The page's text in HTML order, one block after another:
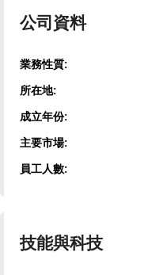
公司資料
業務性質:
所在地:
成立年份:
主要市場:
員工人數:
技能與科技